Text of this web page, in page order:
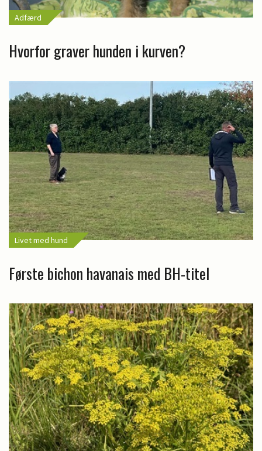
Adfærd
Hvorfor graver hunden i kurven?
Livet med hund
Første bichon havanais med BH-titel